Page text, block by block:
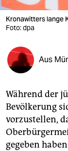
verlag
verlag
veranstaltungen
shop
unterstützen
abo
genossenschaft
Kronawitters lange
Foto: dpa
Aus
Während der
Bevölkerung
vorzustellen,
gegeben